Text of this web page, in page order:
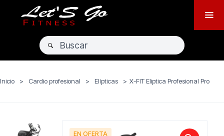
Inicio > Cardio profesional > Elípticas > X-FIT Eliptica Profesional Pro
EN OFERTA